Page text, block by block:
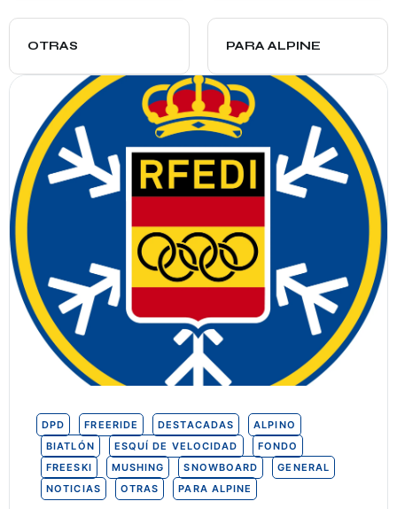
OTRAS PARA ALPINE
DPD FREERIDE DESTACADAS
ALPINO
BIATLÓN
ESQUÍ DE VELOCIDAD
FONDO
FREESKI
MUSHING SNOWBOARD
GENERAL
NOTICIAS
OTRAS PARA ALPINE